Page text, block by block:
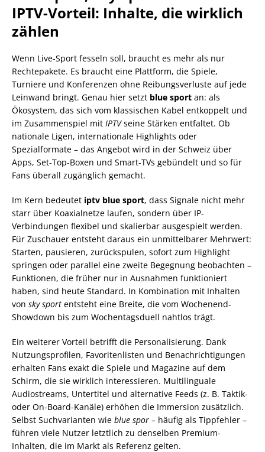
IPTV-Vorteil: Inhalte, die wirklich
zählen
Wenn Live-Sport fesseln soll, braucht es mehr als nur
Rechtepakete. Es braucht eine Plattform, die Spiele,
Turniere und Konferenzen ohne Reibungsverluste auf jede
Leinwand bringt. Genau hier setzt blue sport an: als
Ökosystem, das sich vom klassischen Kabel entkoppelt und
im Zusammenspiel mit IPTVseine Stärken entfaltet. Ob
nationale Ligen, internationale Highlights oder
Spezialformate – das Angebot wird in der Schweiz über
Apps, Set-Top-Boxen und Smart-TVs gebündelt und so für
Fans überall zugänglich gemacht.
Im Kern bedeutet iptv blue sport, dass Signale nicht mehr
starr über Koaxialnetze laufen, sondern über IP-
Verbindungen flexibel und skalierbar ausgespielt werden.
Für Zuschauer entsteht daraus ein unmittelbarer Mehrwert:
Starten, pausieren, zurückspulen, sofort zum Highlight
springen oder parallel eine zweite Begegnung beobachten –
Funktionen, die früher nur in Ausnahmen funktioniert
haben, sind heute Standard. In Kombination mit Inhalten
von sky sport entsteht eine Breite, die vom Wochenend-
Showdown bis zum Wochentagsduell nahtlos trägt.
Ein weiterer Vorteil betrifft die Personalisierung. Dank
Nutzungsprofilen, Favoritenlisten und Benachrichtigungen
erhalten Fans exakt die Spiele und Magazine auf dem
Schirm, die sie wirklich interessieren. Multilinguale
Audiostreams, Untertitel und alternative Feeds (z. B. Taktik-
oder On-Board-Kanäle) erhöhen die Immersion zusätzlich.
Selbst Suchvarianten wie blue spor – häufig als Tippfehler –
führen viele Nutzer letztlich zu denselben Premium-
Inhalten, die im Markt als Referenz gelten.